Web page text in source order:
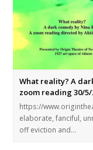
What reality? A
zoom reading 30/5/
https://
elaborate, fanciful,
off eviction and…